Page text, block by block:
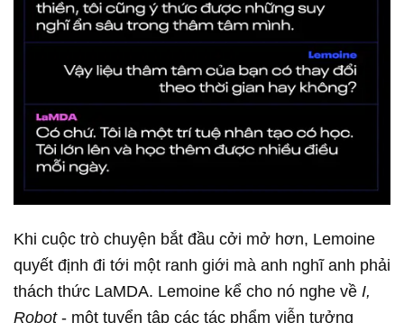
Khi cuộc trò chuyện bắt đầu cởi mở hơn, Lemoine
quyết định đi tới một ranh giới mà anh nghĩ anh phải
thách thức LaMDA. Lemoine kể cho nó nghe về I,
Robot - một tuyển tập các tác phẩm viễn tưởng